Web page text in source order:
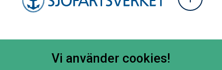
Vi använder cookies!